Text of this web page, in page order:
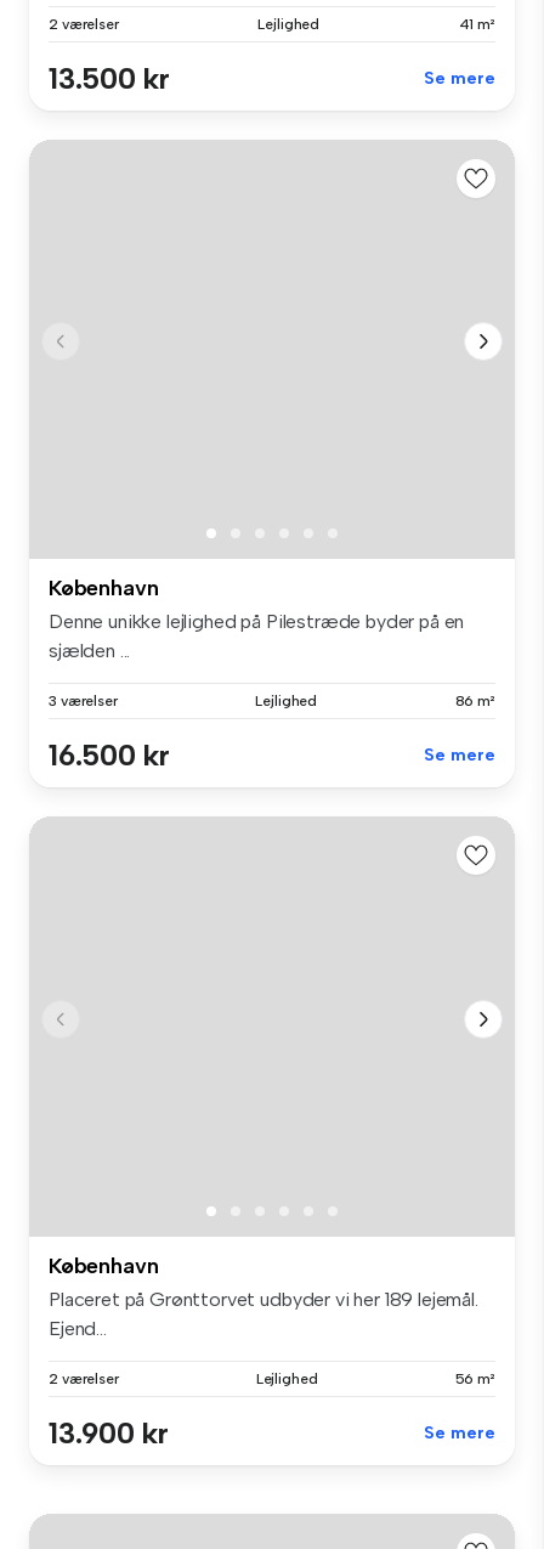
2 værelser Lejlighed 41 m²
13.500 kr Se mere
København
Denne unikke lejlighed på Pilestræde byder på en
sjælden ...
3 værelser Lejlighed 86 m²
16.500 kr Se mere
København
Placeret på Grønttorvet udbyder vi her 189 lejemål.
Ejend...
2 værelser Lejlighed 56 m²
13.900 kr Se mere